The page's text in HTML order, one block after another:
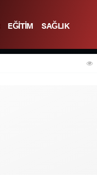
EĞİTİM
SAĞLIK